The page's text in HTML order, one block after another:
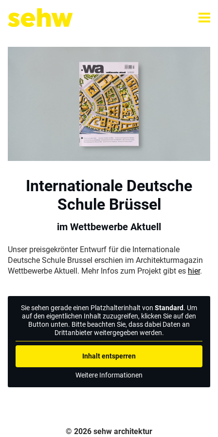
Internationale Deutsche
Schule Brüssel
im Wettbewerbe Aktuell
Unser preisgekrönter Entwurf für die Internationale
Deutsche Schule Brussel erschien im Architekturmagazin
Wettbewerbe Aktuell. Mehr Infos zum Projekt gibt es hier.
Sie sehen gerade einen Platzhalterinhalt von Standard. Um
auf den eigentlichen Inhalt zuzugreifen, klicken Sie auf den
Button unten. Bitte beachten Sie, dass dabei Daten an
Drittanbieter weitergegeben werden.
Inhalt entsperren
Weitere Informationen
© 2026 sehw architektur